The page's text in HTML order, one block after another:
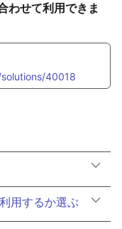
わせて利用できま
40018
用するか選ぶ